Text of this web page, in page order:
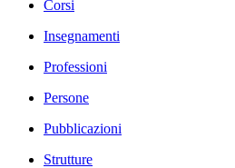
Corsi
Insegnamenti
Professioni
Persone
Pubblicazioni
Strutture